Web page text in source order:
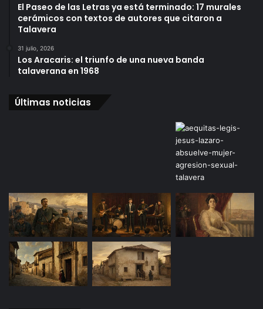
El Paseo de las Letras ya está terminado: 17 murales
cerámicos con textos de autores que citaron a
Talavera
31 julio, 2026
Los Aracaris: el triunfo de una nueva banda
talaverana en 1968
Últimas noticias